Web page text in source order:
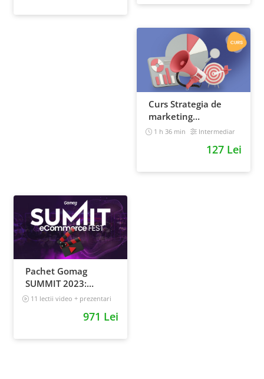
Curs Strategia de
marketing
multichannel
1 h 36 min Intermediar
127 Lei
Pachet Gomag
SUMMIT 2023:
inregistrari +
11 lectii video + prezentari
971 Lei